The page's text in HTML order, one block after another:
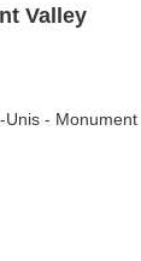
Valley